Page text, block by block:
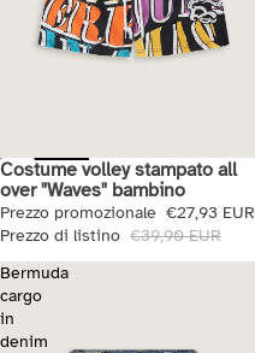
Saldi
Costume volley stampato all
over "Waves" bambino
Prezzo promozionale €27,93 EUR
Prezzo di listino €39,90 EUR
Bermuda
cargo
in
denim